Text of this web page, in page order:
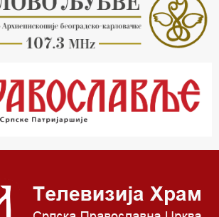
и трибине
подкаст